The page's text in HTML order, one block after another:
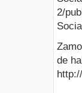
2/
de